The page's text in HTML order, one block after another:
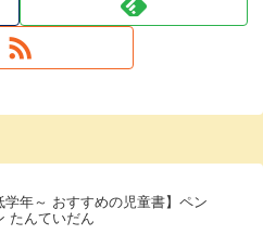
学年～ おすすめの児童書】ペン
たんていだん